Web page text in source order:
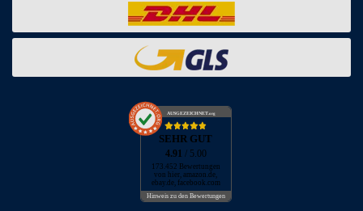
AUSGEZEICHNET.org
SEHR GUT
4.91 / 5.00
173.452 Bewertungen
von hier, amazon.de,
ebay.de, facebook.com
Hinweis zu den Bewertungen